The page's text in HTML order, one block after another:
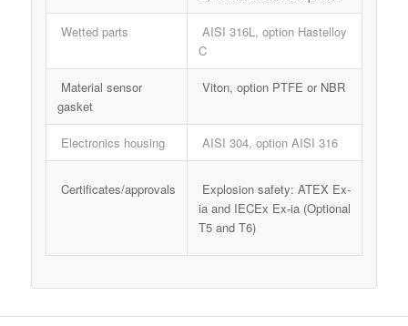
Wetted parts
AISI 316L, option Hastelloy
C
Material sensor
gasket
Viton, option PTFE or NBR
Electronics housing AISI 304, option AISI 316
Certificates/approvals
Explosion safety: ATEX Ex-
ia and IECEx Ex-ia (Optional
T5 and T6)